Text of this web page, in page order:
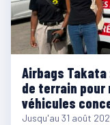
Airbags Takata
de terrain
véhicules
Jusqu'au 31 août